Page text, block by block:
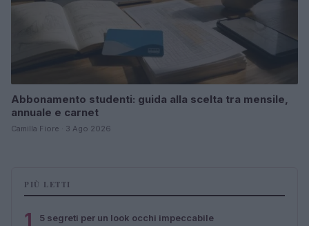
Abbonamento studenti: guida alla scelta tra mensile,
annuale e carnet
Camilla Fiore · 3 Ago 2026
PIÙ LETTI
1 5 segreti per un look occhi impeccabile